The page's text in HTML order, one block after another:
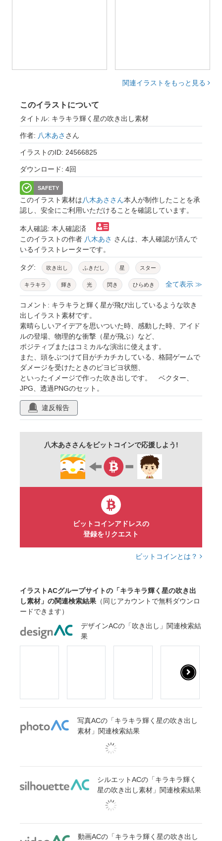
関連イラストをもっと見る
このイラストについて
タイトル: キラキラ輝く星の吹き出し素材
作者: 八木あさ さん
イラストのID: 24566825
ダウンロード: 4回
SAFETY
このイラスト素材は八木あささん本人が制作したことを承
認し、安全にご利用いただけることを確認しています。
本人確認: 本人確認済
このイラストの作者 八木あさ さんは、本人確認が済んで
いるイラストレーターです。
タグ: 吹き出し ふきだし 星 スター
キラキラ 輝き 光 閃き ひらめき
アイデア 衝撃 感動 驚き
びっくり スター性
豪華 ラッキー 当選 魔法
マジック 漫画 コミック 漫符
アイコン マーク 黄色 イエロー
素材 イラスト ベクター
ポップ 元気
sns スタンプ 効果音 エフェクト
全て表示 ≫
コメント: キラキラと輝く星が飛び出しているような吹き
出しイラスト素材です。
素晴らしいアイデアを思いついた時、感動した時、アイド
ルの登場、物理的な衝撃（星が飛ぶ）など、
ポジティブまたはコミカルな演出に使えます。
また、頭をぶつけて目がチカチカしている、格闘ゲームで
ダメージを受けたときのピヨピヨ状態、
といったイメージで作った吹き出しです。 ベクター、
JPG、透過PNGのセット。
違反報告
八木あささんをビットコインで応援しよう!
ビットコインアドレスの
登録をリクエスト
ビットコインとは？
イラストACグループサイトの「キラキラ輝く星の吹き出
し素材」の関連検索結果 （同じアカウントで無料ダウンロ
ードできます）
デザインACの「吹き出し」関連検索結
果
写真ACの「キラキラ輝く星の吹き出し
素材」関連検索結果
シルエットACの「キラキラ輝く
星の吹き出し素材」関連検索結果
動画ACの「キラキラ輝く星の吹き出し